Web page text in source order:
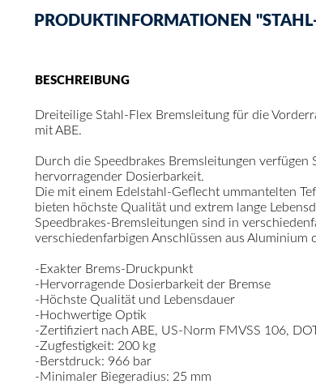
PRODUKTINFORMATIONEN
BESCHREIBUNG
Dreiteilige Stahl-Flex Bremsleitung für die
mit ABE.
Durch die Speedbrakes Bremsleitungen
hervorragender Dosierbarkeit.
Die mit einem Edelstahl-Geflecht ummantelten
bieten höchste Qualität und extrem lange
Speedbrakes-Bremsleitungen sind in
verschiedenfarbigen Anschlüssen aus Aluminium
-Exakter Brems-Druckpunkt
-Hervorragende Dosierbarkeit der Bremse
-Höchste Qualität und Lebensdauer
-Hochwertige Optik
-Zertifiziert nach ABE, US-Norm FMVSS 106,
-Zugfestigkeit: 200 kg
-Berstdruck: 966 bar
-Minimaler Biegeradius: 25 mm